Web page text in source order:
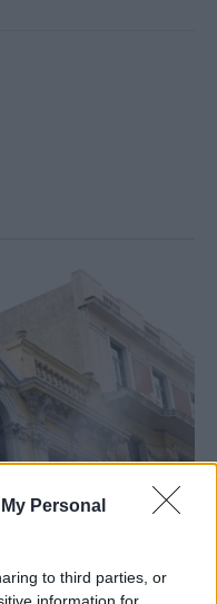
Personal
to third parties, or
information for